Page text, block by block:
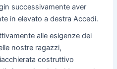
successivamente aver
in elevato a destra Accedi.
alle esigenze dei
nostre ragazzi,
costruttivo